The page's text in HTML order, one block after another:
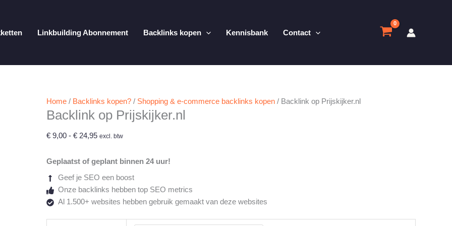
Linkbuilding Abonnement Backlinks kopen Kennisbank Contact
Home / Backlinks kopen? / Shopping & e-commerce backlinks kopen / Backlink op Prijskijker.nl
Backlink op Prijskijker.nl
€ 9,00 - € 24,95Prijsklasse:
tot
excl. btw
Geplaatst of geplant binnen 24 uur!
Geef je SEO een boost
Onze backlinks hebben top SEO metrics
Al 1.500+ websites hebben gebruik gemaakt van deze websites